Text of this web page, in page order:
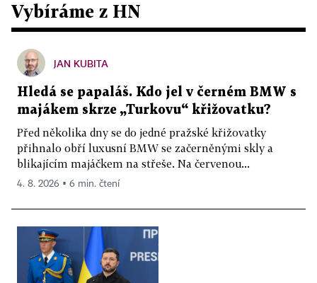
Vybíráme z HN
JAN KUBITA
Hledá se papaláš. Kdo jel v černém BMW s
majákem skrze „Turkovu“ křižovatku?
Před několika dny se do jedné pražské křižovatky
přihnalo obří luxusní BMW se začerněnými skly a
blikajícím majáčkem na střeše. Na červenou...
4. 8. 2026 ▪ 6 min. čtení